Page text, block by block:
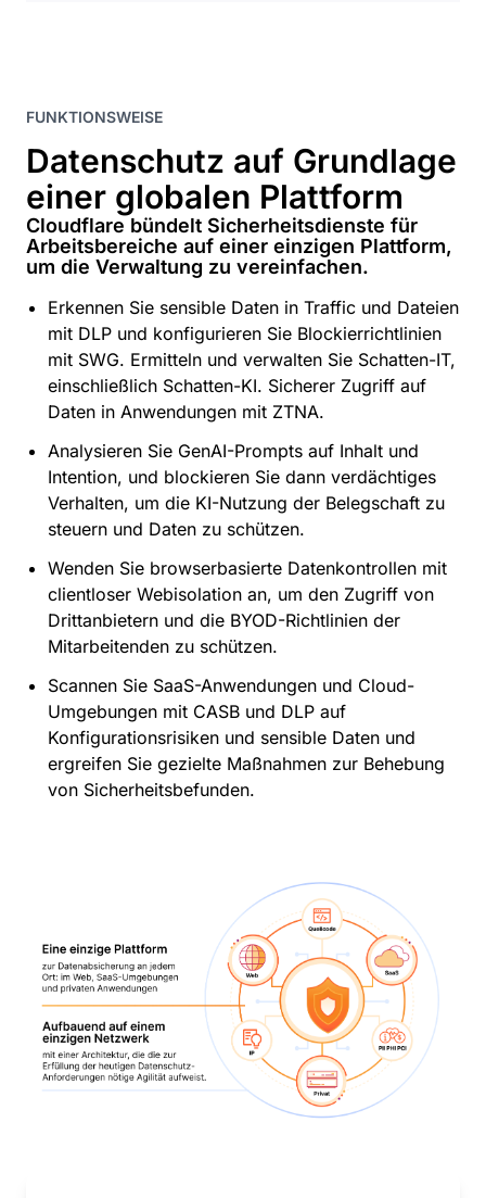
FUNKTIONSWEISE
Datenschutz auf Grundlage
einer globalen Plattform
Cloudflare bündelt Sicherheitsdienste für
Arbeitsbereiche auf einer einzigen Plattform,
um die Verwaltung zu vereinfachen.
Erkennen Sie sensible Daten in Traffic und Dateien
mit DLP und konfigurieren Sie Blockierrichtlinien
mit SWG. Ermitteln und verwalten Sie Schatten-IT,
einschließlich Schatten-KI. Sicherer Zugriff auf
Daten in Anwendungen mit ZTNA.
Analysieren Sie GenAI-Prompts auf Inhalt und
Intention, und blockieren Sie dann verdächtiges
Verhalten, um die KI-Nutzung der Belegschaft zu
steuern und Daten zu schützen.
Wenden Sie browserbasierte Datenkontrollen mit
clientloser Webisolation an, um den Zugriff von
Drittanbietern und die BYOD-Richtlinien der
Mitarbeitenden zu schützen.
Scannen Sie SaaS-Anwendungen und Cloud-
Umgebungen mit CASB und DLP auf
Konfigurationsrisiken und sensible Daten und
ergreifen Sie gezielte Maßnahmen zur Behebung
von Sicherheitsbefunden.